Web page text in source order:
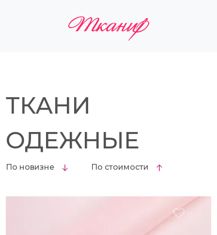
ТКАНИ
ОДЕЖНЫЕ
По новизне По стоимости